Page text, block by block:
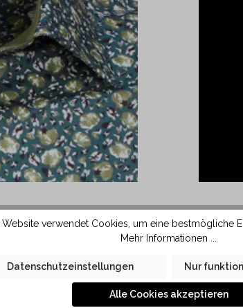
Form ausgestattet. Durch
sich diese Kragenform
Stoff und grösserem
in KAUF Qualität liegt
der Haut.
kleine
Website verwendet Cookies, um eine bestmögliche
Mehr Informationen ...
Datenschutzeinstellungen Nur
Alle Cookies akzeptieren